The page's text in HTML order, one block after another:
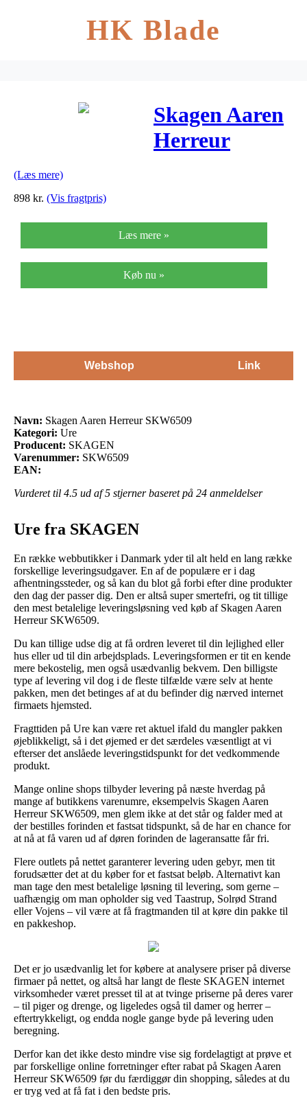
HK Blade
Skagen Aaren
Herreur
(Læs mere)
898 kr. (Vis fragtpris)
Læs mere »
Køb nu »
Webshop Link
Navn: Skagen Aaren Herreur SKW6509
Kategori: Ure
Producent: SKAGEN
Varenummer: SKW6509
EAN:
Vurderet til 4.5 ud af 5 stjerner baseret på 24 anmeldelser
Ure fra SKAGEN
En række webbutikker i Danmark yder til alt held en lang række
forskellige leveringsudgaver. En af de populære er i dag
afhentningssteder, og så kan du blot gå forbi efter dine produkter
den dag der passer dig. Den er altså super smertefri, og tit tillige
den mest betalelige leveringsløsning ved køb af Skagen Aaren
Herreur SKW6509.
Du kan tillige udse dig at få ordren leveret til din lejlighed eller
hus eller ud til din arbejdsplads. Leveringsformen er tit en kende
mere bekostelig, men også usædvanlig bekvem. Den billigste
type af levering vil dog i de fleste tilfælde være selv at hente
pakken, men det betinges af at du befinder dig nærved internet
firmaets hjemsted.
Fragttiden på Ure kan være ret aktuel ifald du mangler pakken
øjeblikkeligt, så i det øjemed er det særdeles væsentligt at vi
efterser det anslåede leveringstidspunkt for det vedkommende
produkt.
Mange online shops tilbyder levering på næste hverdag på
mange af butikkens varenumre, eksempelvis Skagen Aaren
Herreur SKW6509, men glem ikke at det står og falder med at
der bestilles forinden et fastsat tidspunkt, så de har en chance for
at nå at få varen ud af døren forinden de lageransatte får fri.
Flere outlets på nettet garanterer levering uden gebyr, men tit
forudsætter det at du køber for et fastsat beløb. Alternativt kan
man tage den mest betalelige løsning til levering, som gerne –
uafhængig om man opholder sig ved Taastrup, Solrød Strand
eller Vojens – vil være at få fragtmanden til at køre din pakke til
en pakkeshop.
Det er jo usædvanlig let for købere at analysere priser på diverse
firmaer på nettet, og altså har langt de fleste SKAGEN internet
virksomheder været presset til at at tvinge priserne på deres varer
– til piger og drenge, og ligeledes også til damer og herrer –
eftertrykkeligt, og endda nogle gange byde på levering uden
beregning.
Derfor kan det ikke desto mindre vise sig fordelagtigt at prøve et
par forskellige online forretninger efter rabat på Skagen Aaren
Herreur SKW6509 før du færdiggør din shopping, således at du
er tryg ved at få fat i den bedste pris.